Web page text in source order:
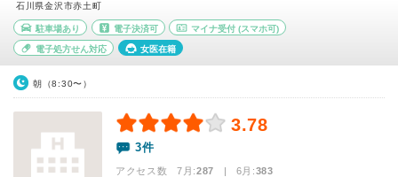
石川県金沢市赤土町
駐車場あり 電子決済可 マイナ受付 (スマホ可)
電子処方せん対応 女医在籍
朝（8:30〜）
3.78
3件
アクセス数 7月:287 | 6月:383